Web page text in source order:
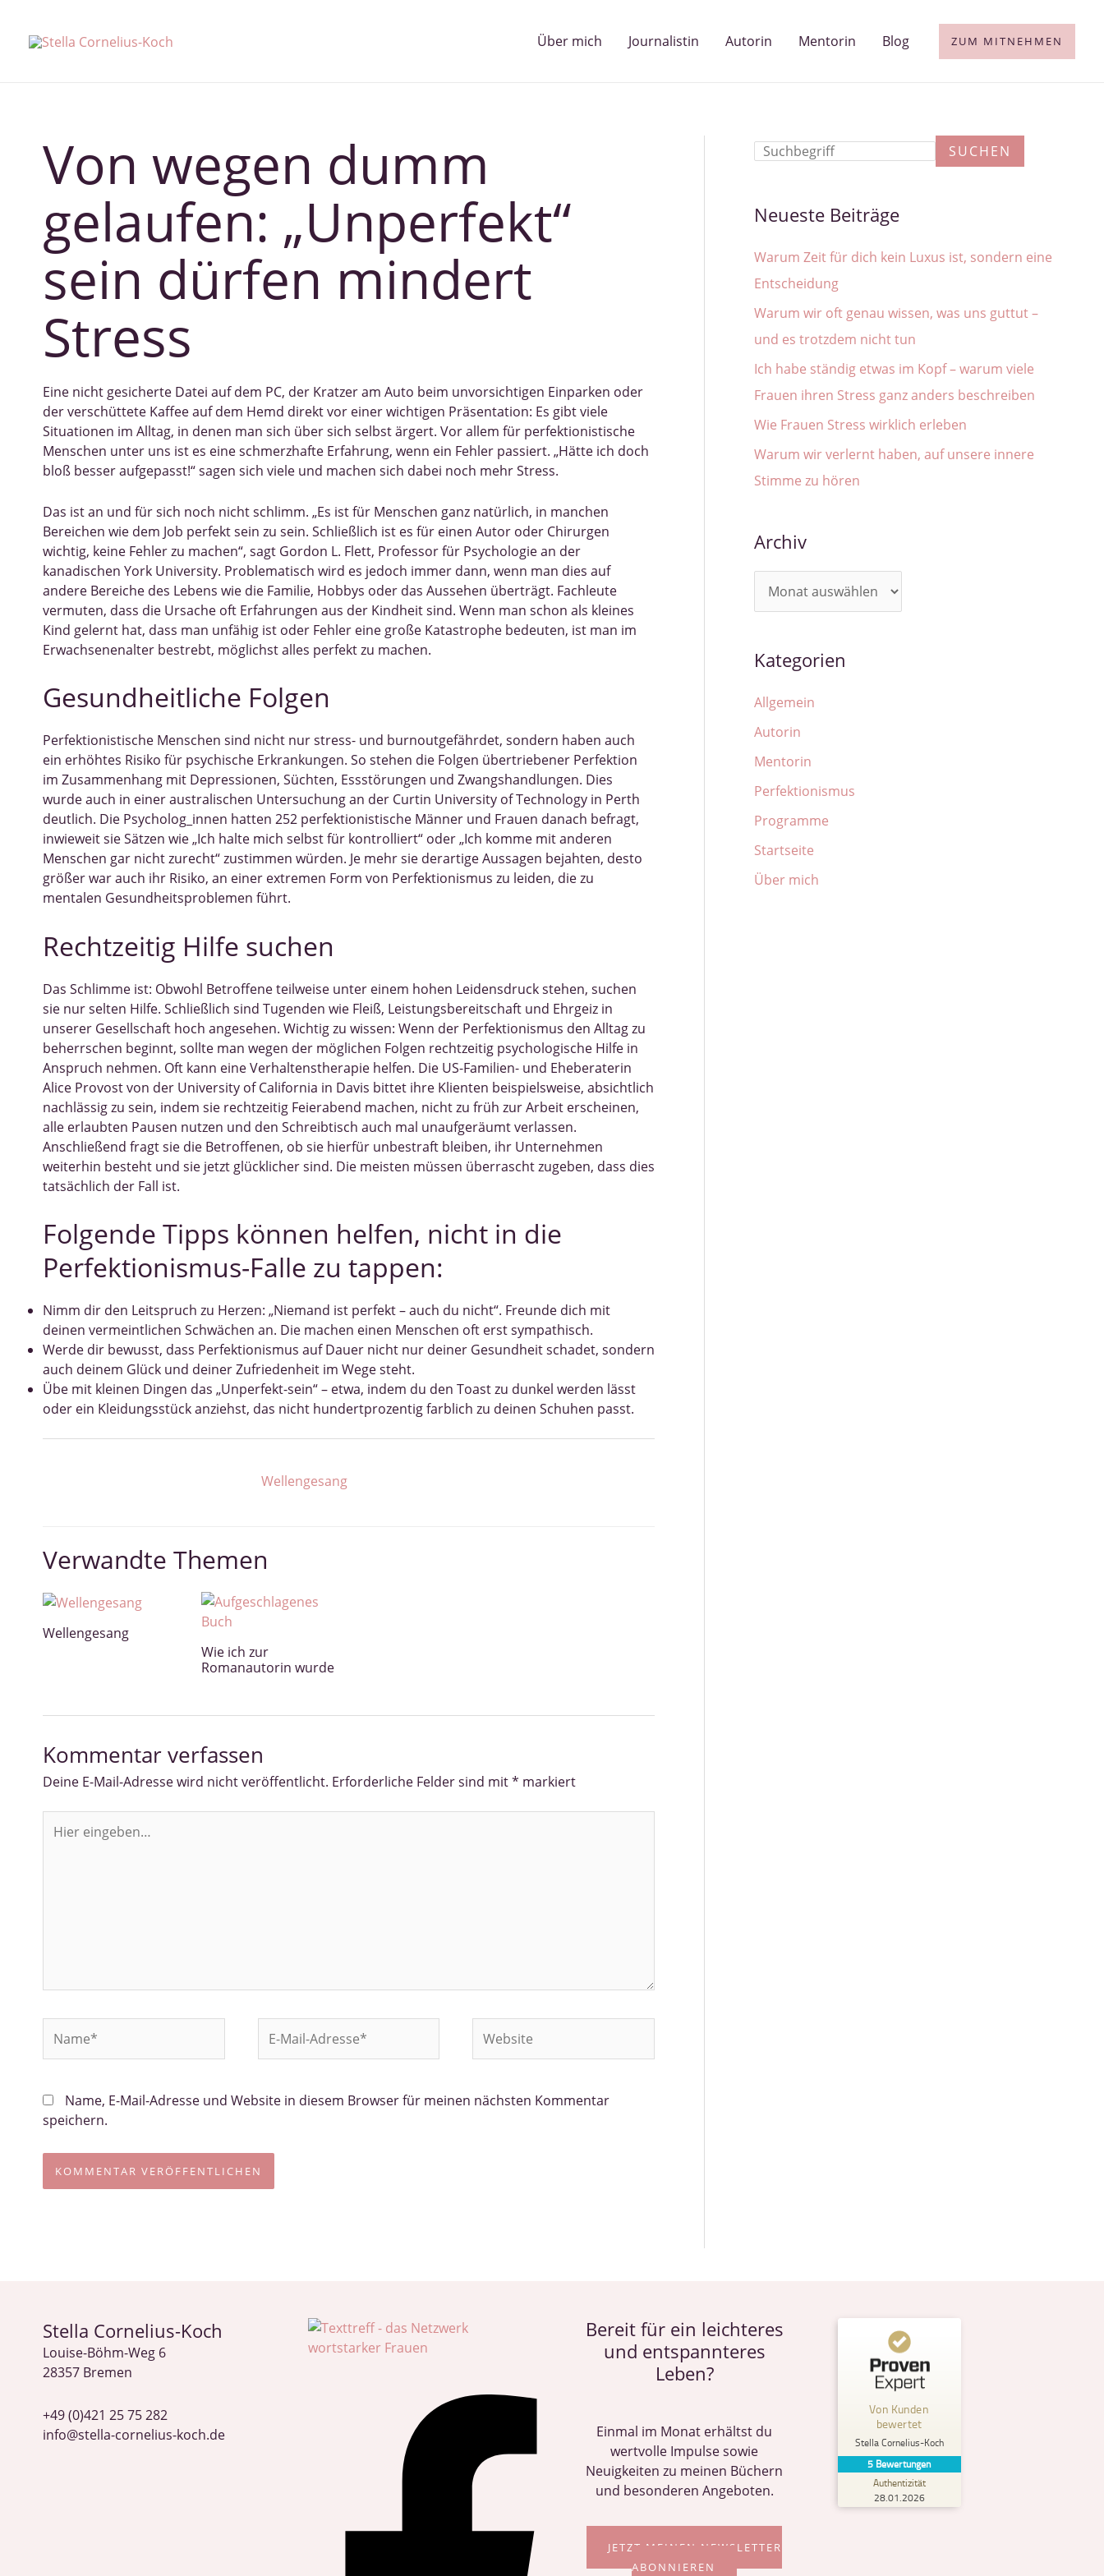
springen
Über mich Journalistin Autorin Mentorin Blog ZUM MITNEHMEN
Von wegen dumm
gelaufen: „Unperfekt“
sein dürfen mindert
Stress
Eine nicht gesicherte Datei auf dem PC, der Kratzer am Auto beim unvorsichtigen Einparken oder
der verschüttete Kaffee auf dem Hemd direkt vor einer wichtigen Präsentation: Es gibt viele
Situationen im Alltag, in denen man sich über sich selbst ärgert. Vor allem für perfektionistische
Menschen unter uns ist es eine schmerzhafte Erfahrung, wenn ein Fehler passiert. „Hätte ich doch
bloß besser aufgepasst!“ sagen sich viele und machen sich dabei noch mehr Stress.
Das ist an und für sich noch nicht schlimm. „Es ist für Menschen ganz natürlich, in manchen
Bereichen wie dem Job perfekt sein zu sein. Schließlich ist es für einen Autor oder Chirurgen
wichtig, keine Fehler zu machen“, sagt Gordon L. Flett, Professor für Psychologie an der
kanadischen York University. Problematisch wird es jedoch immer dann, wenn man dies auf
andere Bereiche des Lebens wie die Familie, Hobbys oder das Aussehen überträgt. Fachleute
vermuten, dass die Ursache oft Erfahrungen aus der Kindheit sind. Wenn man schon als kleines
Kind gelernt hat, dass man unfähig ist oder Fehler eine große Katastrophe bedeuten, ist man im
Erwachsenenalter bestrebt, möglichst alles perfekt zu machen.
Gesundheitliche Folgen
Perfektionistische Menschen sind nicht nur stress- und burnoutgefährdet, sondern haben auch
ein erhöhtes Risiko für psychische Erkrankungen. So stehen die Folgen übertriebener Perfektion
im Zusammenhang mit Depressionen, Süchten, Essstörungen und Zwangshandlungen. Dies
wurde auch in einer australischen Untersuchung an der Curtin University of Technology in Perth
deutlich. Die Psycholog_innen hatten 252 perfektionistische Männer und Frauen danach befragt,
inwieweit sie Sätzen wie „Ich halte mich selbst für kontrolliert“ oder „Ich komme mit anderen
Menschen gar nicht zurecht“ zustimmen würden. Je mehr sie derartige Aussagen bejahten, desto
größer war auch ihr Risiko, an einer extremen Form von Perfektionismus zu leiden, die zu
mentalen Gesundheitsproblemen führt.
Rechtzeitig Hilfe suchen
Das Schlimme ist: Obwohl Betroffene teilweise unter einem hohen Leidensdruck stehen, suchen
sie nur selten Hilfe. Schließlich sind Tugenden wie Fleiß, Leistungsbereitschaft und Ehrgeiz in
unserer Gesellschaft hoch angesehen. Wichtig zu wissen: Wenn der Perfektionismus den Alltag zu
beherrschen beginnt, sollte man wegen der möglichen Folgen rechtzeitig psychologische Hilfe in
Anspruch nehmen. Oft kann eine Verhaltenstherapie helfen. Die US-Familien- und Eheberaterin
Alice Provost von der University of California in Davis bittet ihre Klienten beispielsweise, absichtlich
nachlässig zu sein, indem sie rechtzeitig Feierabend machen, nicht zu früh zur Arbeit erscheinen,
alle erlaubten Pausen nutzen und den Schreibtisch auch mal unaufgeräumt verlassen.
Anschließend fragt sie die Betroffenen, ob sie hierfür unbestraft bleiben, ihr Unternehmen
weiterhin besteht und sie jetzt glücklicher sind. Die meisten müssen überrascht zugeben, dass dies
tatsächlich der Fall ist.
Folgende Tipps können helfen, nicht in die
Perfektionismus-Falle zu tappen:
Nimm dir den Leitspruch zu Herzen: „Niemand ist perfekt – auch du nicht“. Freunde dich mit
deinen vermeintlichen Schwächen an. Die machen einen Menschen oft erst sympathisch.
Werde dir bewusst, dass Perfektionismus auf Dauer nicht nur deiner Gesundheit schadet, sondern
auch deinem Glück und deiner Zufriedenheit im Wege steht.
Übe mit kleinen Dingen das „Unperfekt-sein“ – etwa, indem du den Toast zu dunkel werden lässt
oder ein Kleidungsstück anziehst, das nicht hundertprozentig farblich zu deinen Schuhen passt.
Wellengesang
Verwandte Themen
Wellengesang
Wie ich zur
Romanautorin wurde
Kommentar verfassen
Deine E-Mail-Adresse wird nicht veröffentlicht. Erforderliche Felder sind mit* markiert
eingeben…
Mail-
Name, E-Mail-Adresse und Website in diesem Browser für meinen nächsten Kommentar
speichern.
S
h
e
n
SUCHEN
Neueste Beiträge
Warum Zeit für dich kein Luxus ist, sondern eine
Entscheidung
Warum wir oft genau wissen, was uns guttut –
und es trotzdem nicht tun
Ich habe ständig etwas im Kopf – warum viele
Frauen ihren Stress ganz anders beschreiben
Wie Frauen Stress wirklich erleben
Warum wir verlernt haben, auf unsere innere
Stimme zu hören
Archiv
r
h
Kategorien
Allgemein
Autorin
Mentorin
Perfektionismus
Programme
Startseite
Über mich
Stella Cornelius-Koch
Louise-Böhm-Weg 6
28357 Bremen
+49 (0)421 25 75 282
info@stella-cornelius-koch.de
Bereit für ein leichteres
und entspannteres
Leben?
Einmal im Monat erhältst du
wertvolle Impulse sowie
Neuigkeiten zu meinen Büchern
und besonderen Angeboten.
JETZT MEINEN NEWSLETTER
ABONNIEREN
Von Kunden
bewertet
Stella Cornelius-Koch
5 Bewertungen
Authentizität
28.01.2026
Kundenbewertungen und Erfahrungen zu
Stella Cornelius-Koch
ProvenExpert.com
5,00
5